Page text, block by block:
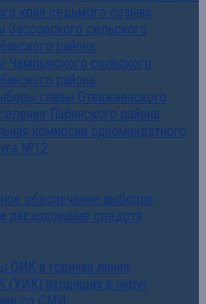
края седьмого созыва
Зассовского сельского
района
Чамлыкского сельского
района
главы Отважненского
Лабинского района
комиссия одномандатного
№12
обеспечение выборов
расходование средств
ОИК и горячая линия
(УИК) входящих в округ